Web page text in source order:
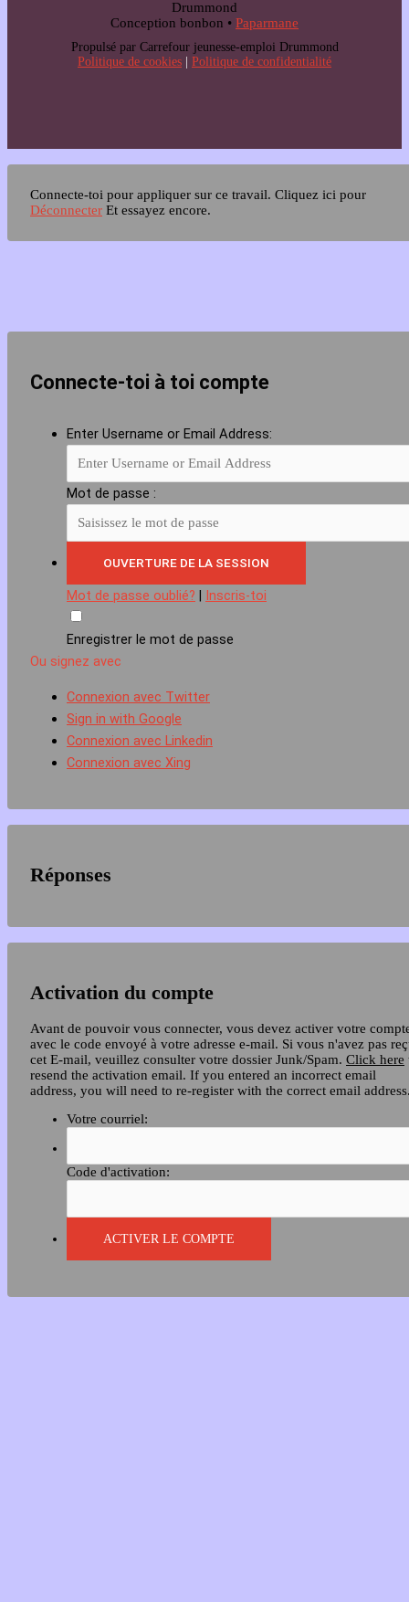
Drummond
Conception bonbon • Paparmane
Propulsé par Carrefour jeunesse-emploi Drummond
Politique de cookies
Politique de confidentialité
Connecte-toi pour appliquer sur ce travail. Cliquez ici pour
Déconnecter Et essayez encore.
Connecte-toi à toi compte
Enter Username or Email Address:
Mot de passe :
Mot de passe oublié? | Inscris-toi
Enregistrer le mot de passe
Ou signez avec
Connexion avec Twitter
Sign in with Google
Connexion avec Linkedin
Connexion avec Xing
Réponses
Activation du compte
Avant de pouvoir vous connecter, vous devez activer votre
avec le code envoyé à votre adresse e-mail. Si vous n'avez pas
cet E-mail, veuillez consulter votre dossier Junk/Spam. Click here
resend the activation email. If you entered an incorrect email
address, you will need to re-register with the correct email
Votre courriel:
Code d'activation: